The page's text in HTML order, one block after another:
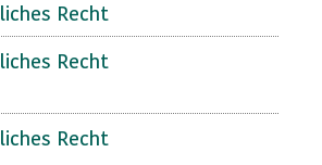
Recht
Recht
Recht